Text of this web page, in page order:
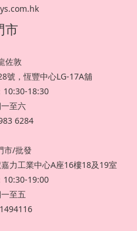
市
佐敦
號，恆豐中心LG-17A舖
10:30-18:30
至六
6284
市/批發
力工業中心A座16樓18及19室
10:30-19:00
至五